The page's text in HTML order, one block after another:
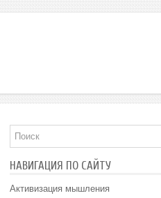
НАВИГАЦИЯ ПО САЙТУ
Активизация мышления